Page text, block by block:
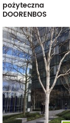
pożyteczna
DOORENBOS